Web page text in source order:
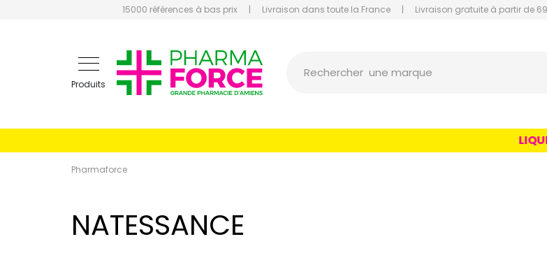
15000 références à bas prix | Livraison dans toute la France | Livraison gratuite à partir de
Produits
Rechercher
Pharmaforce
NATESSANCE